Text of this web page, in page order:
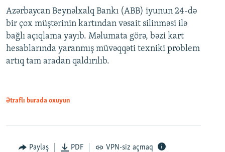
Azərbaycan Beynəlxalq Bankı (ABB) iyunun 24-də
bir çox müştərinin kartından vəsait silinməsi ilə
bağlı açıqlama yayıb. Məlumata görə, bəzi kart
hesablarında yaranmış müvəqqəti texniki problem
artıq tam aradan qaldırılıb.
Ətraflı burada oxuyun
Paylaş PDF VPN-siz açmaq